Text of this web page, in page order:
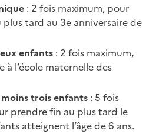
: 2 fois maximum, pour
tard au 3e anniversaire de
enfants : 2 fois maximum,
à l’école maternelle des
trois enfants : 5 fois
prendre fin au plus tard le
atteignent l’âge de 6 ans.